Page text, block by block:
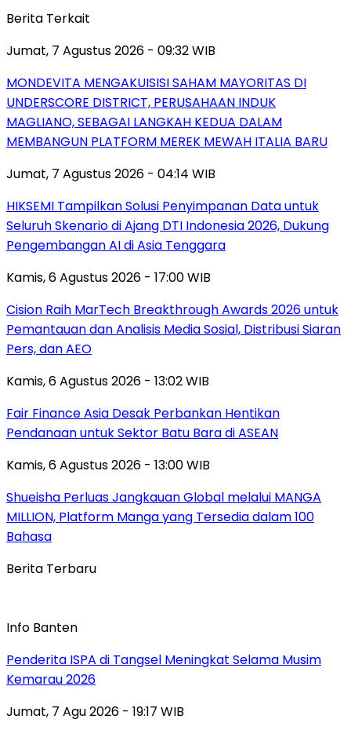
Berita Terkait
Jumat, 7 Agustus 2026 - 09:32 WIB
MONDEVITA MENGAKUISISI SAHAM MAYORITAS DI
UNDERSCORE DISTRICT, PERUSAHAAN INDUK
MAGLIANO, SEBAGAI LANGKAH KEDUA DALAM
MEMBANGUN PLATFORM MEREK MEWAH ITALIA BARU
Jumat, 7 Agustus 2026 - 04:14 WIB
HIKSEMI Tampilkan Solusi Penyimpanan Data untuk
Seluruh Skenario di Ajang DTI Indonesia 2026, Dukung
Pengembangan AI di Asia Tenggara
Kamis, 6 Agustus 2026 - 17:00 WIB
Cision Raih MarTech Breakthrough Awards 2026 untuk
Pemantauan dan Analisis Media Sosial, Distribusi Siaran
Pers, dan AEO
Kamis, 6 Agustus 2026 - 13:02 WIB
Fair Finance Asia Desak Perbankan Hentikan
Pendanaan untuk Sektor Batu Bara di ASEAN
Kamis, 6 Agustus 2026 - 13:00 WIB
Shueisha Perluas Jangkauan Global melalui MANGA
MILLION, Platform Manga yang Tersedia dalam 100
Bahasa
Berita Terbaru
Info Banten
Penderita ISPA di Tangsel Meningkat Selama Musim
Kemarau 2026
Jumat, 7 Agu 2026 - 19:17 WIB